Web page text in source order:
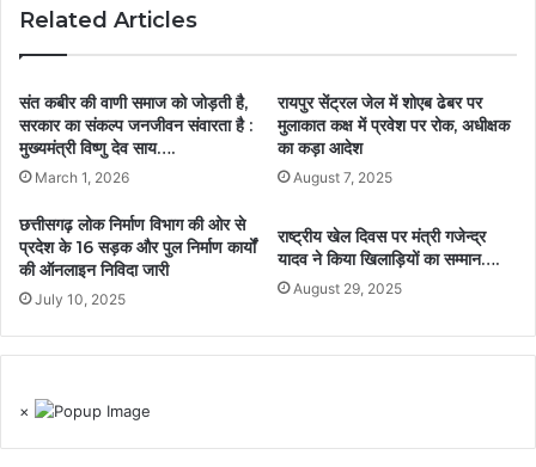
Related Articles
संत कबीर की वाणी समाज को जोड़ती है,
सरकार का संकल्प जनजीवन संवारता है :
मुख्यमंत्री विष्णु देव साय….
March 1, 2026
रायपुर सेंट्रल जेल में शोएब ढेबर पर
मुलाकात कक्ष में प्रवेश पर रोक, अधीक्षक
का कड़ा आदेश
August 7, 2025
छत्तीसगढ़ लोक निर्माण विभाग की ओर से
प्रदेश के 16 सड़क और पुल निर्माण कार्यों
की ऑनलाइन निविदा जारी
July 10, 2025
राष्ट्रीय खेल दिवस पर मंत्री गजेन्द्र
यादव ने किया खिलाड़ियों का सम्मान….
August 29, 2025
×